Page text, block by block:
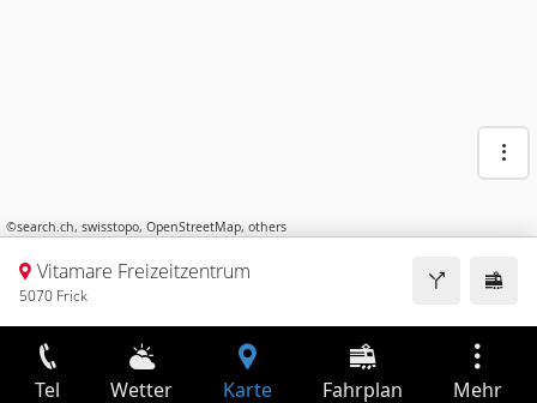
©search.ch, swisstopo, OpenStreetMap, others
Vitamare Freizeitzentrum
5070 Frick
Tel Wetter Karte Fahrplan Mehr